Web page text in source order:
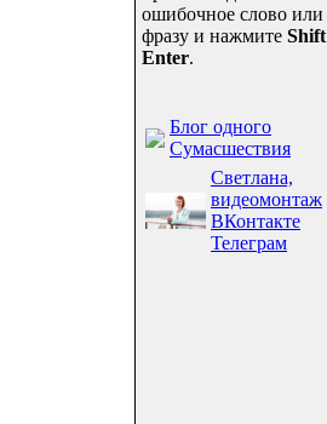
ошибочное слово или
фразу и нажмите Shift
Enter.
Блог одного
Сумасшествия
Светлана,
видеомонтаж
ВКонтакте
Телеграм